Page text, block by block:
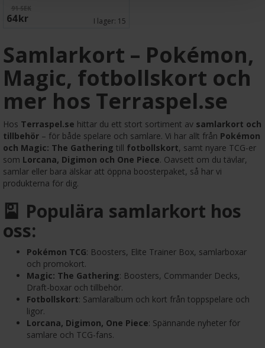
91 SEK
64 SEK I lager: 15
Samlarkort – Pokémon,
Magic, fotbollskort och
mer hos Terraspel.se
Hos Terraspel.se hittar du ett stort sortiment av samlarkort och
tillbehör – för både spelare och samlare. Vi har allt från Pokémon
och Magic: The Gathering till fotbollskort, samt nyare TCG-er
som Lorcana, Digimon och One Piece. Oavsett om du tävlar,
samlar eller bara älskar att öppna boosterpaket, så har vi
produkterna för dig.
🎴 Populära samlarkort hos
oss:
Pokémon TCG: Boosters, Elite Trainer Box, samlarboxar
och promokort.
Magic: The Gathering: Boosters, Commander Decks,
Draft-boxar och tillbehör.
Fotbollskort: Samlaralbum och kort från toppspelare och
ligor.
Lorcana, Digimon, One Piece: Spännande nyheter för
samlare och TCG-fans.